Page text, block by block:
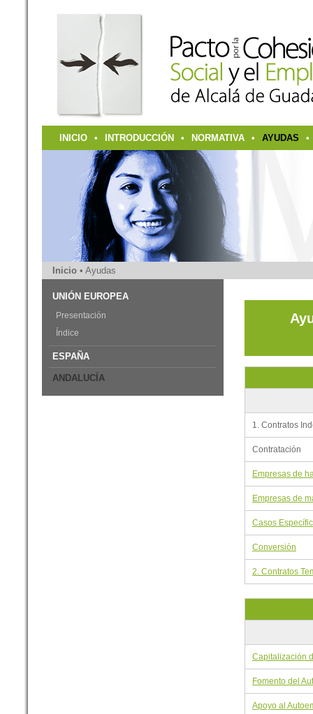
INICIO • INTRODUCCIÓN • NORMATIVA • AYUDAS •
Inicio • Ayudas
UNIÓN EUROPEA
Presentación
Índice
ESPAÑA
ANDALUCÍA
1. Contratos
Contratación
Empresas de
Empresas de
Casos
Conversión
2. Contratos
Capitalización
Fomento del
Apoyo al